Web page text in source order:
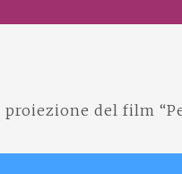
del film